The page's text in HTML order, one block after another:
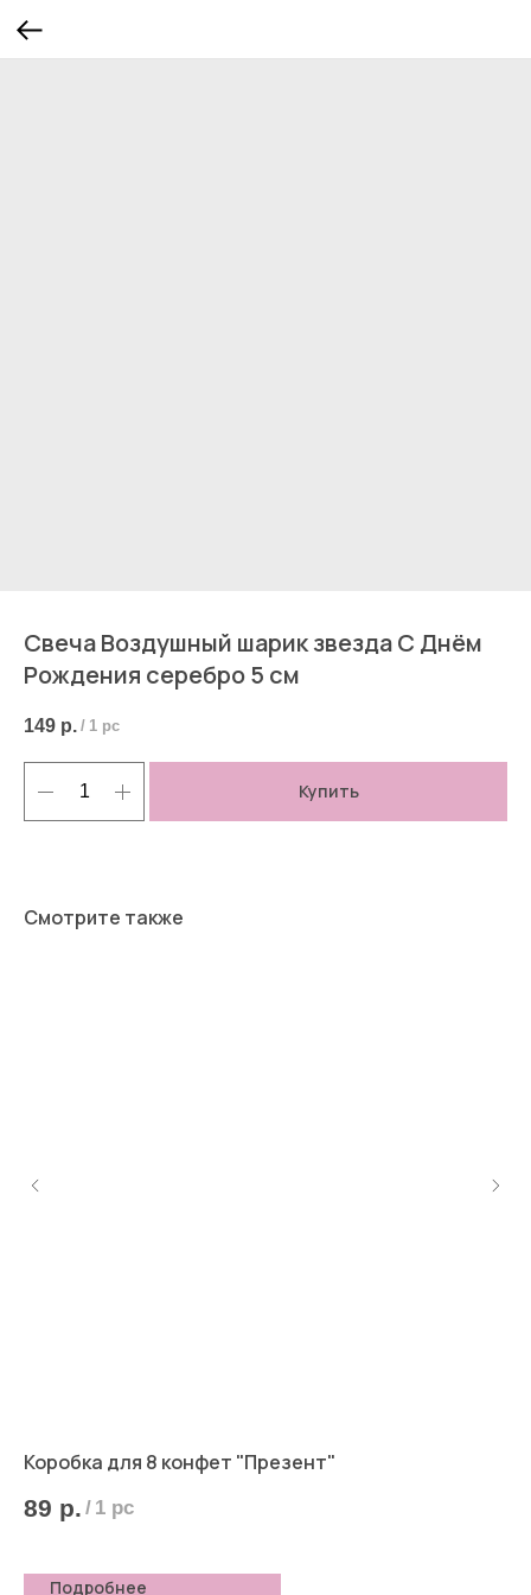
Свеча Воздушный шарик звезда С Днём
Рождения серебро 5 см
149 р. / 1 pc
Купить
Смотрите также
Коробка для 8 конфет "Презент"
89 р. / 1 pc
Подробнее